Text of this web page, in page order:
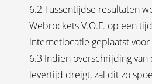
6.2 Tussentijdse resultaten
Webrockets V.O.F. op een
internetlocatie geplaatst
6.3 Indien overschrijding
levertijd dreigt, zal dit zo